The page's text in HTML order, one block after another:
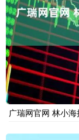
广瑞网官网 林小